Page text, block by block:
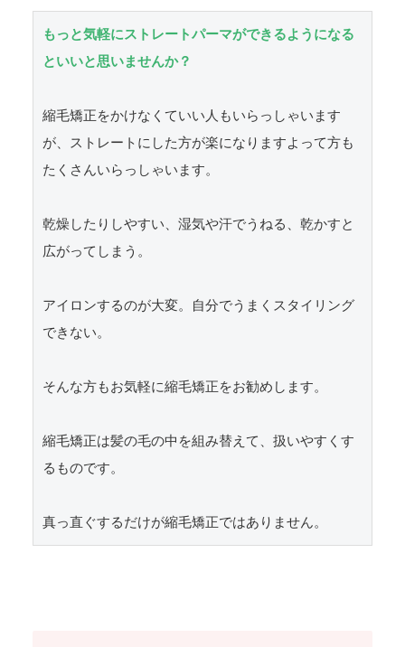
もっと気軽にストレートパーマができるようになる
といいと思いませんか？
縮毛矯正をかけなくていい人もいらっしゃいます
が、ストレートにした方が楽になりますよって方も
たくさんいらっしゃいます。
乾燥したりしやすい、湿気や汗でうねる、乾かすと
広がってしまう。
アイロンするのが大変。自分でうまくスタイリング
できない。
そんな方もお気軽に縮毛矯正をお勧めします。
縮毛矯正は髪の毛の中を組み替えて、扱いやすくす
るものです。